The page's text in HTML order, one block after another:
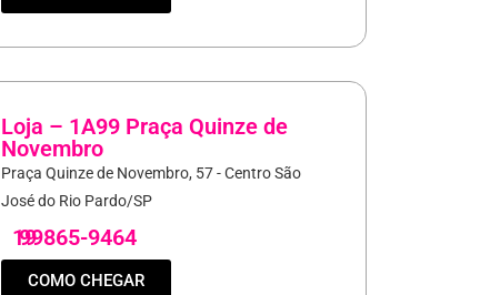
Loja – 1A99 Praça Quinze de
Novembro
Praça Quinze de Novembro, 57 - Centro São
José do Rio Pardo/SP
19
99865-9464
COMO CHEGAR